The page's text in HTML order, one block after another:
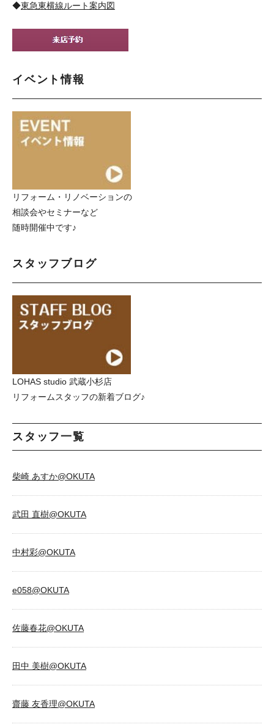
◆東急東横線ルート案内図
イベント情報
リフォーム・リノベーションの
相談会やセミナーなど
随時開催中です♪
スタッフブログ
LOHAS studio 武蔵小杉店
リフォームスタッフの新着ブログ♪
スタッフ一覧
柴崎 あすか@OKUTA
武田 直樹@OKUTA
中村彩@OKUTA
e058@OKUTA
佐藤春花@OKUTA
田中 美樹@OKUTA
齋藤 友香理@OKUTA